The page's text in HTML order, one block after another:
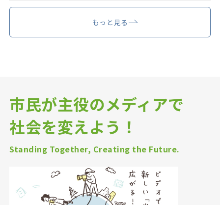
もっと見る
市民が主役のメディアで
社会を変えよう！
Standing Together, Creating the Future.